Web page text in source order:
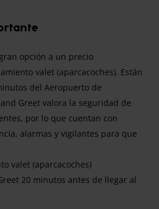
opción a un precio
valet (aparcacoches). Están
del Aeropuerto de
Greet valora la seguridad de
por lo que cuentan con
alarmas y vigilantes para que
valet (aparcacoches)
20 minutos antes de llegar al